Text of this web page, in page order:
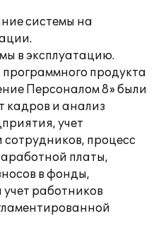
системы на
в эксплуатацию.
продукта
Персоналом 8» были
кадров и анализ
учет
процесс
платы,
в фонды,
работников